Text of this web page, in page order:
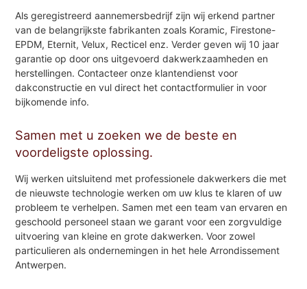
Als geregistreerd aannemersbedrijf zijn wij erkend partner
van de belangrijkste fabrikanten zoals Koramic, Firestone-
EPDM, Eternit, Velux, Recticel enz. Verder geven wij 10 jaar
garantie op door ons uitgevoerd dakwerkzaamheden en
herstellingen. Contacteer onze klantendienst voor
dakconstructie en vul direct het contactformulier in voor
bijkomende info.
Samen met u zoeken we de beste en
voordeligste oplossing.
Wij werken uitsluitend met professionele dakwerkers die met
de nieuwste technologie werken om uw klus te klaren of uw
probleem te verhelpen. Samen met een team van ervaren en
geschoold personeel staan we garant voor een zorgvuldige
uitvoering van kleine en grote dakwerken. Voor zowel
particulieren als ondernemingen in het hele Arrondissement
Antwerpen.